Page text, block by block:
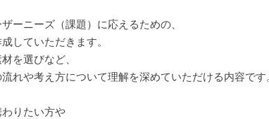
ーニーズ（課題）に応えるための、
していただきます。
を選びなど、
れや考え方について理解を深めていただける内容です
りたい方や